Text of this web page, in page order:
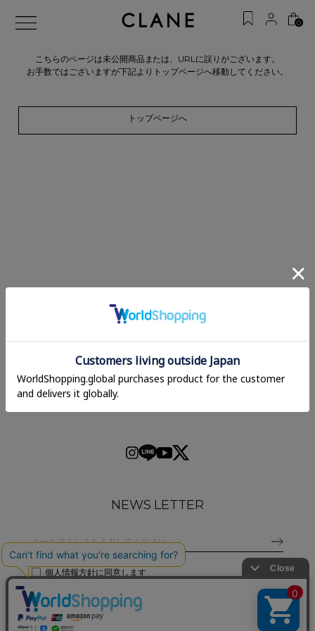
0
こちらのページは未公開商品または、URLに誤りがございます。
お手数ではございますが下記よりトップページへ移動してください。
トップページへ
NEWS LETTER
個人情報方針に同意します